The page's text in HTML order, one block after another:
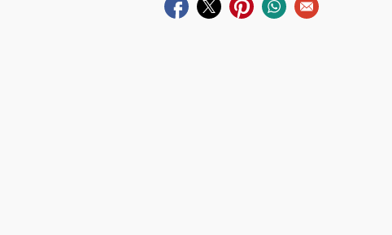
Partager sur facebook
Partager sur twitter
Partager sur pinterest
Partager sur whatsapp
Envoyer à un ami